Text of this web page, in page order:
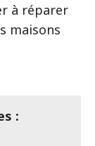
à réparer
maisons
: